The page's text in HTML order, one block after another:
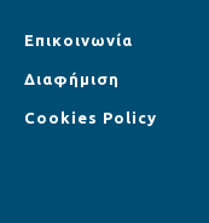
Επικοινωνία
Διαφήμιση
Cookies Policy